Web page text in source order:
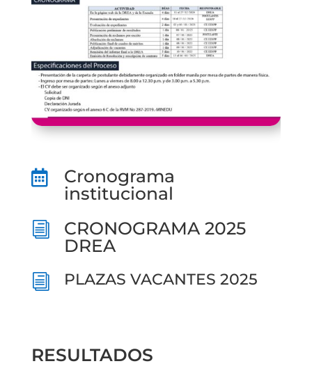

Cronograma
institucional
i
CRONOGRAMA 2025
DREA
i PLAZAS VACANTES 2025
RESULTADOS